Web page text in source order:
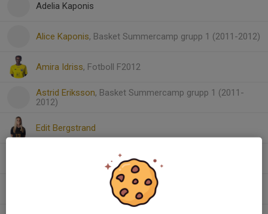
Adelia Kaponis
Alice Kaponis, Basket Summercamp grupp 1 (2011-2012)
Amira Idriss, Fotboll F2012
Astrid Eriksson, Basket Summercamp grupp 1 (2011-
2012)
Edit Bergstrand
Iliona Portnoff Halvatzopoulos